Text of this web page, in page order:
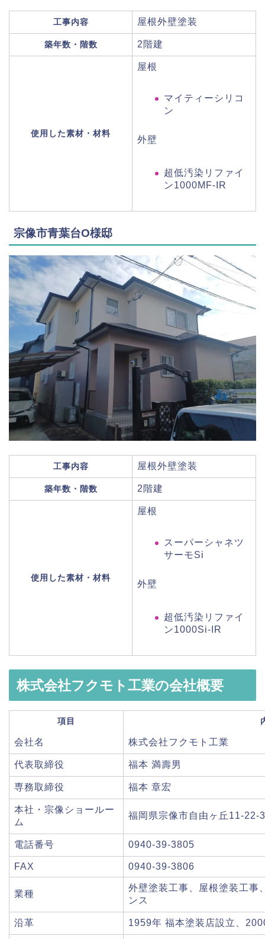
工事内容 屋根外壁塗装
築年数・階数 2階建
使用した素材・材料
屋根
マイティーシリコ
ン
外壁
超低汚染リファイ
ン1000MF-IR
宗像市青葉台O様邸
工事内容 屋根外壁塗装
築年数・階数 2階建
使用した素材・材料
屋根
スーパーシャネツ
サーモSi
外壁
超低汚染リファイ
ン1000Si-IR
株式会社フクモト工業の会社概要
項目
会社名 株式会社フクモト工業
代表取締役 福本 満壽男
専務取締役 福本 章宏
本社・宗像ショールー
ム
福岡県宗像市自由ヶ丘11-22-
電話番号 0940-39-3805
FAX 0940-39-3806
業種
外壁塗装工事、屋根塗装工事
ンス
沿革 1959年 福本塗装店設立、